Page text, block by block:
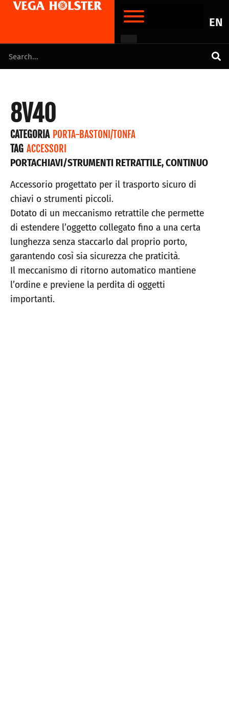
EN
8V40
CATEGORIA PORTA-BASTONI/TONFA
TAG ACCESSORI
PORTACHIAVI/STRUMENTI RETRATTILE, CONTINUO
Accessorio progettato per il trasporto sicuro di
chiavi o strumenti piccoli.
Dotato di un meccanismo retrattile che permette
di estendere l’oggetto collegato fino a una certa
lunghezza senza staccarlo dal proprio porto,
garantendo così sia sicurezza che praticità.
Il meccanismo di ritorno automatico mantiene
l’ordine e previene la perdita di oggetti
importanti.